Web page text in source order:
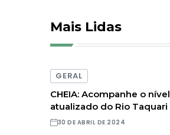
Mais Lidas
GERAL
CHEIA: Acompanhe o nível
atualizado do Rio Taquari
30 DE ABRIL DE 2024